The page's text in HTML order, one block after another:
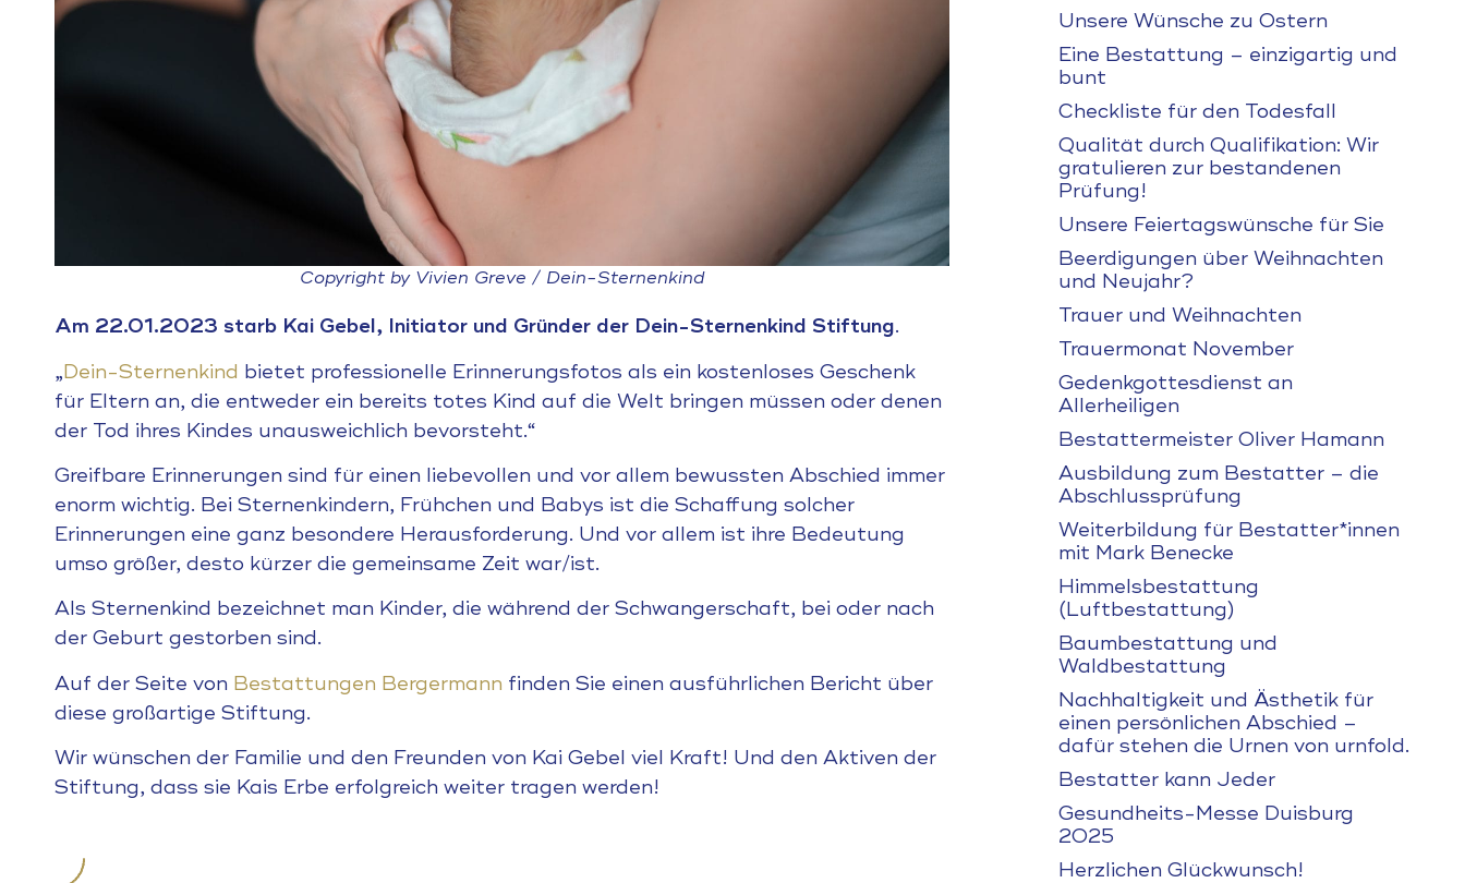
Copyright by Vivien Greve / Dein-Sternenkind
Am 22.01.2023 starb Kai Gebel, Initiator und Gründer der Dein-Sternenkind Stiftung.
„Dein-Sternenkind bietet professionelle Erinnerungsfotos als ein kostenloses Geschenk
für Eltern an, die entweder ein bereits totes Kind auf die Welt bringen müssen oder denen
der Tod ihres Kindes unausweichlich bevorsteht.“
Greifbare Erinnerungen sind für einen liebevollen und vor allem bewussten Abschied immer
enorm wichtig. Bei Sternenkindern, Frühchen und Babys ist die Schaffung solcher
Erinnerungen eine ganz besondere Herausforderung. Und vor allem ist ihre Bedeutung
umso größer, desto kürzer die gemeinsame Zeit war/ist.
Als Sternenkind bezeichnet man Kinder, die während der Schwangerschaft, bei oder nach
der Geburt gestorben sind.
Auf der Seite von Bestattungen Bergermann finden Sie einen ausführlichen Bericht über
diese großartige Stiftung.
Wir wünschen der Familie und den Freunden von Kai Gebel viel Kraft! Und den Aktiven der
Stiftung, dass sie Kais Erbe erfolgreich weiter tragen werden!
Unsere Wünsche zu Ostern
Eine Bestattung – einzigartig und
bunt
Checkliste für den Todesfall
Qualität durch Qualifikation: Wir
gratulieren zur bestandenen
Prüfung!
Unsere Feiertagswünsche für Sie
Beerdigungen über Weihnachten
und Neujahr?
Trauer und Weihnachten
Trauermonat November
Gedenkgottesdienst an
Allerheiligen
Bestattermeister Oliver Hamann
Ausbildung zum Bestatter – die
Abschlussprüfung
Weiterbildung für Bestatter*innen
mit Mark Benecke
Himmelsbestattung
(Luftbestattung)
Baumbestattung und
Waldbestattung
Nachhaltigkeit und Ästhetik für
einen persönlichen Abschied –
dafür stehen die Urnen von urnfold.
Bestatter kann Jeder
Gesundheits-Messe Duisburg
2025
Herzlichen Glückwunsch!